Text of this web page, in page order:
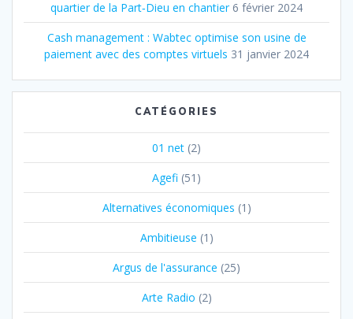
quartier de la Part‐Dieu en chantier 6 février 2024
Cash management : Wabtec optimise son usine de
paiement avec des comptes virtuels 31 janvier 2024
CATÉGORIES
01 net (2)
Agefi (51)
Alternatives économiques (1)
Ambitieuse (1)
Argus de l'assurance (25)
Arte Radio (2)